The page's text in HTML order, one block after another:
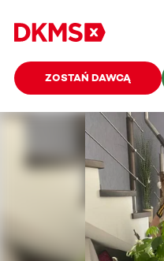
ZOSTAŃ DAWCĄ